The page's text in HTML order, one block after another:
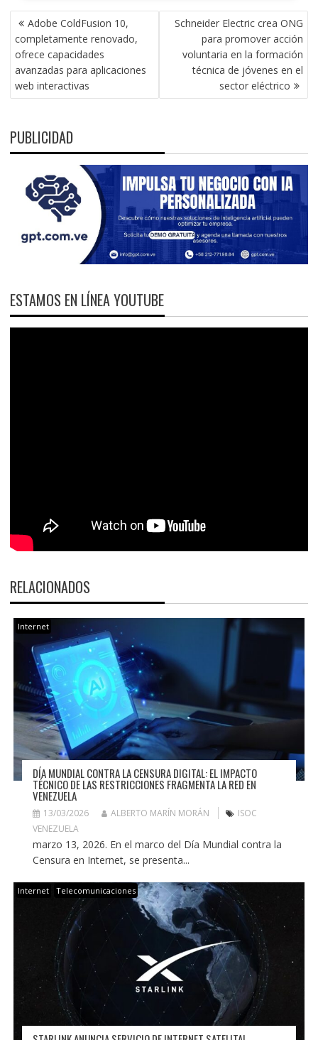
NAVEGACIÓN
DE
ENTRADAS
Adobe ColdFusion 10,
completamente renovado,
ofrece capacidades
avanzadas para aplicaciones
web interactivas
Schneider Electric crea ONG
para promover acción
voluntaria en la formación
técnica de jóvenes en el
sector eléctrico
PUBLICIDAD
ESTAMOS EN LÍNEA YOUTUBE
RELACIONADOS
Internet
DÍA MUNDIAL CONTRA LA CENSURA DIGITAL: EL IMPACTO
TÉCNICO DE LAS RESTRICCIONES FRAGMENTA LA RED EN
VENEZUELA
13/03/2026 ALBERTO MARÍN MORÁN
ISOC
VENEZUELA
marzo 13, 2026. En el marco del Día Mundial contra la
Censura en Internet, se presenta...
Internet Telecomunicaciones